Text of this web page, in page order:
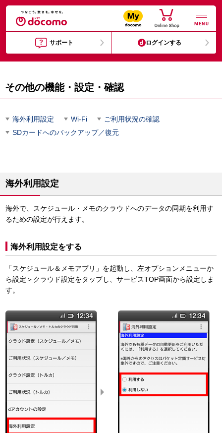
MENU
サポート ログインする
その他の機能・設定・確認
海外利用設定 Wi-Fi
ご利用状況の確認
SDカードへのバックアップ／復元
海外利用設定
海外で、スケジュール・メモのクラウドへのデータの同期を利用す
るための設定が行えます。
海外利用設定をする
「スケジュール＆メモアプリ」を起動し、左オプションメニューか
ら設定＞クラウド設定をタップし、サービスTOP画面から設定しま
す。